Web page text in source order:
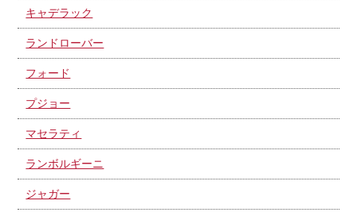
キャデラック
ランドローバー
フォード
プジョー
マセラティ
ランボルギーニ
ジャガー